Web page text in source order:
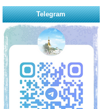
Telegram